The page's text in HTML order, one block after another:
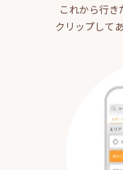
これから行
クリップして